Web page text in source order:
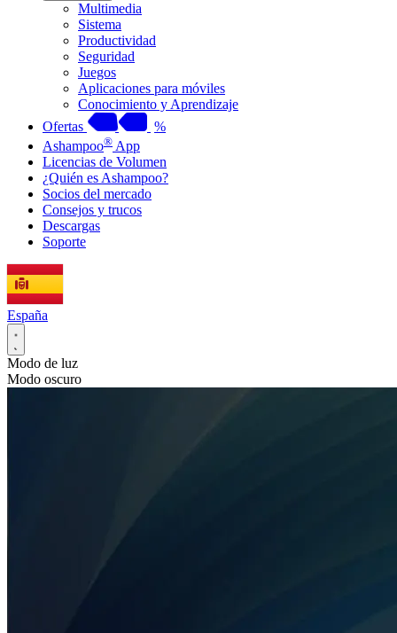
Multimedia
Sistema
Productividad
Seguridad
Juegos
Aplicaciones para móviles
Conocimiento y Aprendizaje
Ofertas
%
Ashampoo® App
Licencias de Volumen
¿Quién es Ashampoo?
Socios del mercado
Consejos y trucos
Descargas
Soporte
España
Modo de luz
Modo oscuro